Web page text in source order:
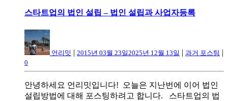
스타트업의 법인 설립 – 법인 설립과 사업자등록
언리밋 | 2015년 03월 23일2025년 12월 13일 | 과거 포스팅 |
0
안녕하세요 언리밋입니다! 오늘은 지난번에 이어 법인
설립방법에 대해 포스팅하려고 합니다. 스타트업의 법